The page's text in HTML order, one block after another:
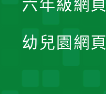
六年級網頁
幼兒園網頁